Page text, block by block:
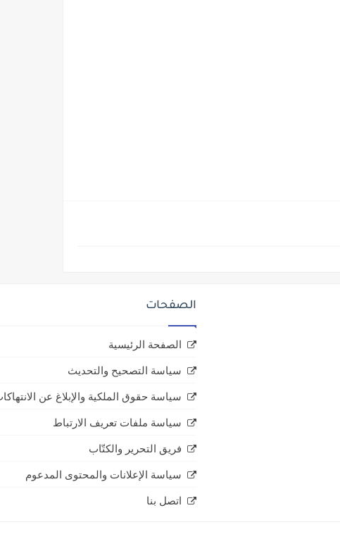
الصفحات
الصفحة الرئيسية
سياسة التصحيح والتحديث
سياسة حقوق الملكية والإبلاغ عن
سياسة ملفات تعريف الارتباط
فريق التحرير والكتّاب
سياسة الإعلانات والمحتوى المدعوم
اتصل بنا